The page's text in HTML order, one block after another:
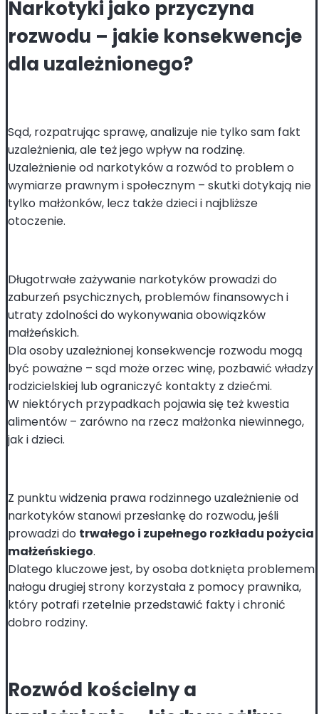
Narkotyki jako przyczyna
rozwodu – jakie konsekwencje
dla uzależnionego?
Sąd, rozpatrując sprawę, analizuje nie tylko sam fakt
uzależnienia, ale też jego wpływ na rodzinę.
Uzależnienie od narkotyków a rozwód to problem o
wymiarze prawnym i społecznym – skutki dotykają nie
tylko małżonków, lecz także dzieci i najbliższe
otoczenie.
Długotrwałe zażywanie narkotyków prowadzi do
zaburzeń psychicznych, problemów finansowych i
utraty zdolności do wykonywania obowiązków
małżeńskich.
Dla osoby uzależnionej konsekwencje rozwodu mogą
być poważne – sąd może orzec winę, pozbawić władzy
rodzicielskiej lub ograniczyć kontakty z dziećmi.
W niektórych przypadkach pojawia się też kwestia
alimentów – zarówno na rzecz małżonka niewinnego,
jak i dzieci.
Z punktu widzenia prawa rodzinnego uzależnienie od
narkotyków stanowi przesłankę do rozwodu, jeśli
prowadzi do trwałego i zupełnego rozkładu pożycia
małżeńskiego.
Dlatego kluczowe jest, by osoba dotknięta problemem
nałogu drugiej strony korzystała z pomocy prawnika,
który potrafi rzetelnie przedstawić fakty i chronić
dobro rodziny.
Rozwód kościelny a